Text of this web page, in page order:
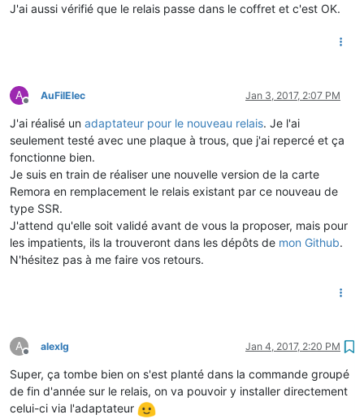
J'ai aussi vérifié que le relais passe dans le coffret et c'est OK.
A
Offline
AuFilElec Jan 3, 2017, 2:07 PM
J'ai réalisé un adaptateur pour le nouveau relais. Je l'ai
seulement testé avec une plaque à trous, que j'ai repercé et ça
fonctionne bien.
Je suis en train de réaliser une nouvelle version de la carte
Remora en remplacement le relais existant par ce nouveau de
type SSR.
J'attend qu'elle soit validé avant de vous la proposer, mais pour
les impatients, ils la trouveront dans les dépôts de mon Github.
N'hésitez pas à me faire vos retours.
A
Offline
alexlg Jan 4, 2017, 2:20 PM
Super, ça tombe bien on s'est planté dans la commande groupé
de fin d'année sur le relais, on va pouvoir y installer directement
celui-ci via l'adaptateur